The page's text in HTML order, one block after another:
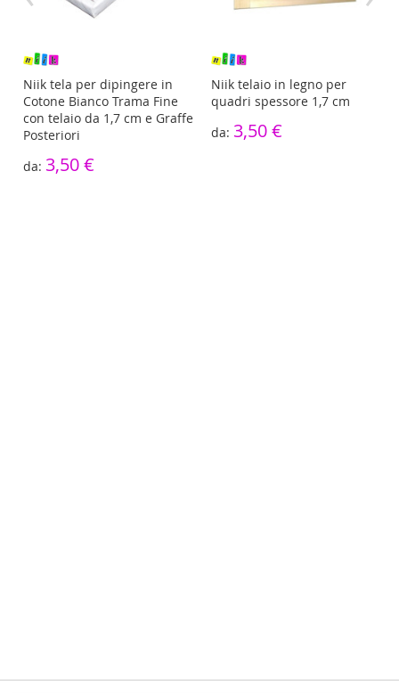
Niik tela per dipingere in
Cotone Bianco Trama Fine
con telaio da 1,7 cm e Graffe
Posteriori
3,50 €
Niik telaio in legno per
quadri spessore 1,7 cm
3,50 €